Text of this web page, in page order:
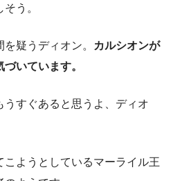
う。
疑うディオン。
カルシオンが
いています。
すぐあると思うよ、ディオ
こようとしているマーライル王